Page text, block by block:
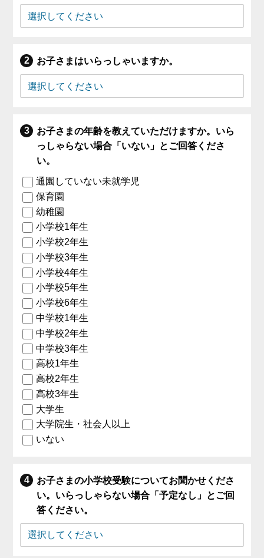
お子さまはいらっしゃいますか。
お子さまの年齢を教えていただけますか。いら
っしゃらない場合「いない」とご回答くださ
い。
通園していない未就学児
保育園
幼稚園
小学校1年生
小学校2年生
小学校3年生
小学校4年生
小学校5年生
小学校6年生
中学校1年生
中学校2年生
中学校3年生
高校1年生
高校2年生
高校3年生
大学生
大学院生・社会人以上
いない
お子さまの小学校受験についてお聞かせくださ
い。いらっしゃらない場合「予定なし」とご回
答ください。